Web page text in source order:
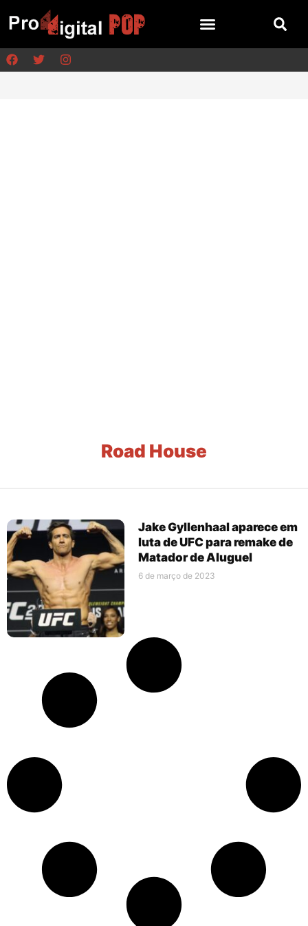
Road House
Jake Gyllenhaal aparece em
luta de UFC para remake de
Matador de Aluguel
6 de março de 2023